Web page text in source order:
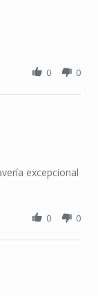
0 0
excepcional
0 0